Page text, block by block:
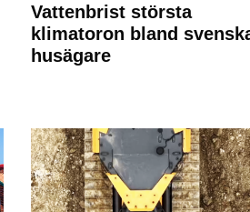
Vattenbrist största
klimatoron bland
husägare